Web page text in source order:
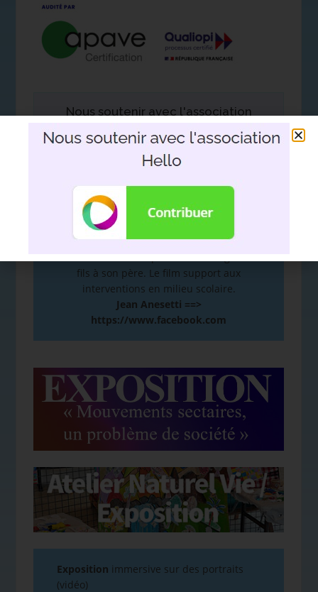
Nous soutenir avec l'association
DEVOIR DE MÉMOIRE:
fils à son père. Le film support aux
interventions en milieu scolaire.
Jean Anesetti ==>
https://www.facebook.com
Exposition immersive sur des portraits
(vidéo)